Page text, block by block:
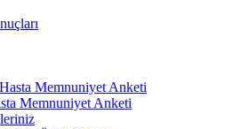
Memnuniyet Anketi
Memnuniyet Anketi